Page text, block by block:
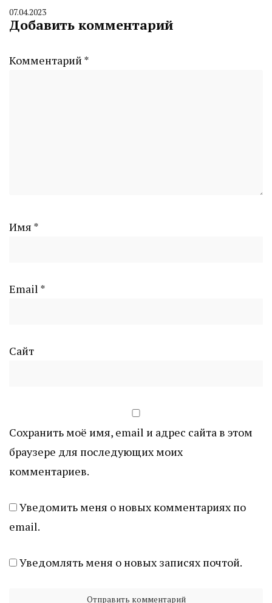
By
CHELINDUSTRY
07.04.2023
Добавить комментарий
Комментарий *
Имя *
Email *
Сайт
Сохранить моё имя, email и адрес сайта в этом
браузере для последующих моих
комментариев.
Уведомить меня о новых комментариях по
email.
Уведомлять меня о новых записях почтой.